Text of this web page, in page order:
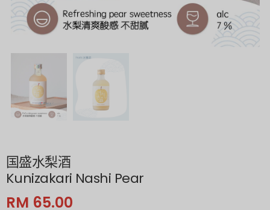
国盛水梨酒
Kunizakari Nashi Pear
RM 65.00